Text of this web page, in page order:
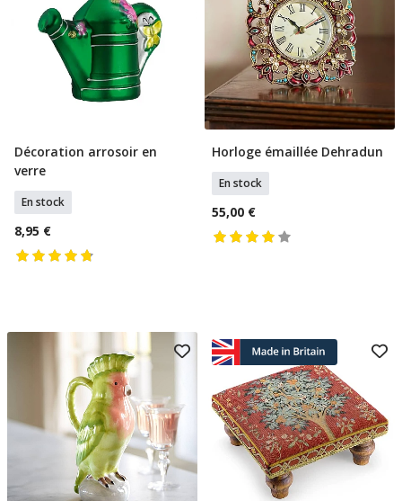
Ajouter Au Panier
Décoration arrosoir en
verre
En stock
8,95 €
Ajouter Au Panier
Horloge émaillée Dehradun
En stock
55,00 €